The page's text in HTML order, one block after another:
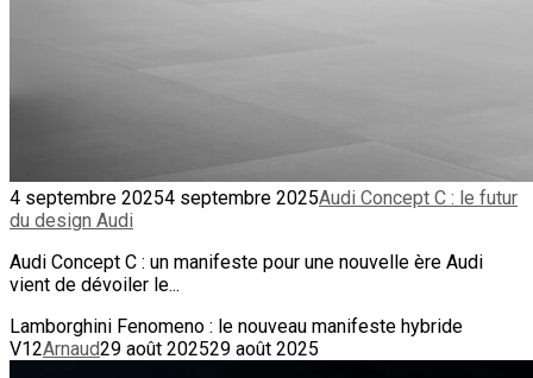
4 septembre 20254 septembre 2025Audi Concept C : le futur
du design Audi
Audi Concept C : un manifeste pour une nouvelle ère Audi
vient de dévoiler le...
Lamborghini Fenomeno : le nouveau manifeste hybride
V12Arnaud29 août 202529 août 2025